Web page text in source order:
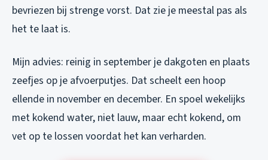
bevriezen bij strenge vorst. Dat zie je meestal pas als
het te laat is.
Mijn advies: reinig in september je dakgoten en plaats
zeefjes op je afvoerputjes. Dat scheelt een hoop
ellende in november en december. En spoel wekelijks
met kokend water, niet lauw, maar echt kokend, om
vet op te lossen voordat het kan verharden.